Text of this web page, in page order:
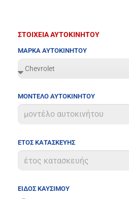
ΣΤΟΙΧΕΙΑ ΑΥΤΟΚΙΝΗΤΟΥ
ΜΑΡΚΑ ΑΥΤΟΚΙΝΗΤΟΥ
ΜΟΝΤΕΛΟ ΑΥΤΟΚΙΝΗΤΟΥ
ΕΤΟΣ ΚΑΤΑΣΚΕΥΗΣ
ΕΙΔΟΣ ΚΑΥΣΙΜΟΥ